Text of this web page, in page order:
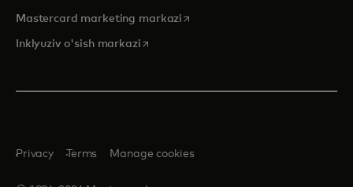
Mastercard marketing markazi opens in a new tab
Inklyuziv o'sish markaziopens in a new tab
Privacy Terms Manage cookies